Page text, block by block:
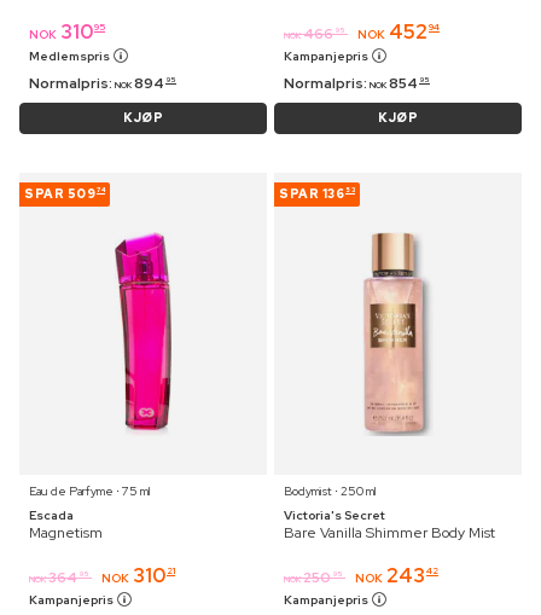
NOK 31095
Medlemspris
Normalpris: NOK 894 95
KJØP
NOK 466 95 NOK 452 94
Kampanjepris
Normalpris: NOK 854 95
KJØP
SPAR 50974
Eau de Parfyme ⋅ 75 ml
Escada
Magnetism
NOK 364 95 NOK 310 21
Kampanjepris
SPAR 136 53
Bodymist ⋅ 250 ml
Victoria's Secret
Bare Vanilla Shimmer Body Mist
NOK 250 95 NOK 243 42
Kampanjepris